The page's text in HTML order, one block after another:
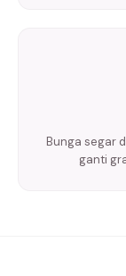
Bunga segar
ganti